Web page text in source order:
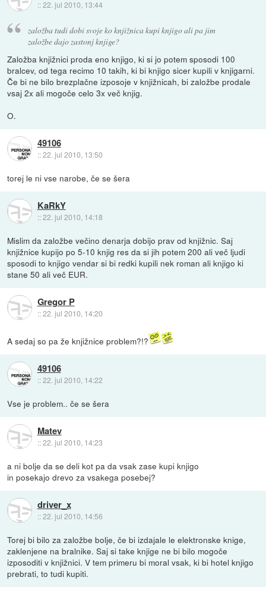
::22. jul 2010, 13:44
založba tudi dobi svoje ko knjižnica kupi knjigo ali pa jim
založbe dajo zastonj knjige?
Založba knjižnici proda eno knjigo, ki si jo potem sposodi 100
bralcev, od tega recimo 10 takih, ki bi knjigo sicer kupili v knjigarni.
Če bi ne bilo brezplačne izposoje v knjižnicah, bi založbe prodale
vsaj 2x ali mogoče celo 3x več knjig.
O.
49106
::22. jul 2010, 13:50
torej le ni vse narobe, če se šera
KaRkY
::22. jul 2010, 14:18
Mislim da založbe večino denarja dobijo prav od knjižnic. Saj
knjižnice kupijo po 5-10 knjig res da si jih potem 200 ali več ljudi
sposodi to knjigo vendar si bi redki kupili nek roman ali knjigo ki
stane 50 ali več EUR.
Gregor P
::22. jul 2010, 14:20
A sedaj so pa že knjižnice problem?!?
49106
::22. jul 2010, 14:22
Vse je problem.. če se šera
Matev
::22. jul 2010, 14:23
a ni bolje da se deli kot pa da vsak zase kupi knjigo
in posekajo drevo za vsakega posebej?
driver_x
::22. jul 2010, 14:56
Torej bi bilo za založbe bolje, če bi izdajale le elektronske knige,
zaklenjene na bralnike. Saj si take knjige ne bi bilo mogoče
izposoditi v knjižnici. V tem primeru bi moral vsak, ki bi hotel knjigo
prebrati, to tudi kupiti.